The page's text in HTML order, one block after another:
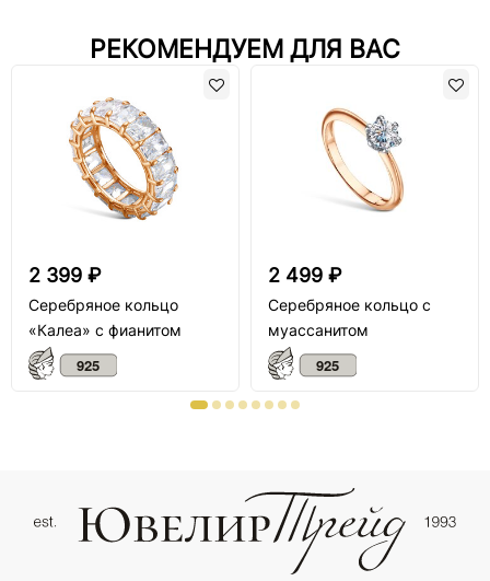
РЕКОМЕНДУЕМ ДЛЯ ВАС
2 399 ₽
Серебряное кольцо
«Калеа» с фианитом
2 499 ₽
Серебряное кольцо с
муассанитом